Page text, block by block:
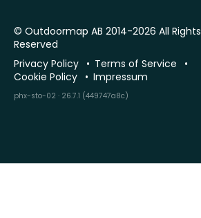
© Outdoormap AB 2014-2026 All Rights
Reserved
Privacy Policy
Terms of Service
Cookie Policy
Impressum
phx-sto-02 · 26.7.1 (449747a8c)